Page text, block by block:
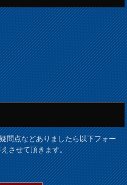
問点などありましたら以下フォー
させて頂きます。